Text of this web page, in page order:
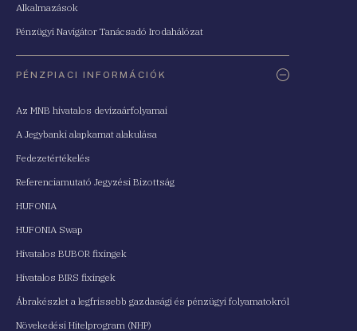
Alkalmazások
Pénzügyi Navigátor Tanácsadó Irodahálózat
PÉNZPIACI INFORMÁCIÓK
Az MNB hivatalos devizaárfolyamai
A Jegybanki alapkamat alakulása
Fedezetértékelés
Referenciamutató Jegyzési Bizottság
HUFONIA
HUFONIA Swap
Hivatalos BUBOR fixingek
Hivatalos BIRS fixingek
Ábrakészlet a legfrissebb gazdasági és pénzügyi folyamatokról
Növekedési Hitelprogram (NHP)